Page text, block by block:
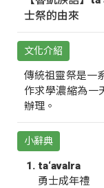
士祭的由來
文化介紹
傳統祖靈祭是一
作求學濃縮為一
辦理。
小辭典
ta‘avalra
勇士成年禮